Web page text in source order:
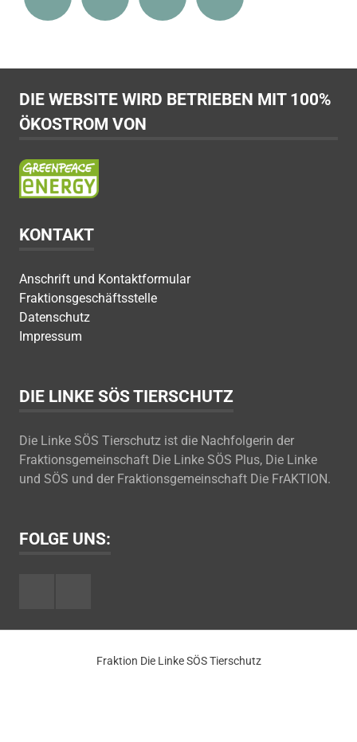
DIE WEBSITE WIRD BETRIEBEN MIT 100%
ÖKOSTROM VON
KONTAKT
Anschrift und Kontaktformular
Fraktionsgeschäftsstelle
Datenschutz
Impressum
DIE LINKE SÖS TIERSCHUTZ
Die Linke SÖS Tierschutz ist die Nachfolgerin der
Fraktionsgemeinschaft Die Linke SÖS Plus, Die Linke
und SÖS und der Fraktionsgemeinschaft Die FrAKTION.
FOLGE UNS:
Fraktion Die Linke SÖS Tierschutz